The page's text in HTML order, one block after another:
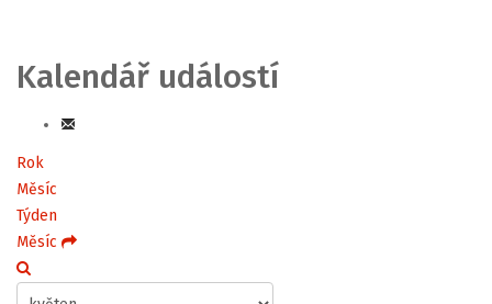
Kalendář událostí
Rok
Měsíc
Týden
Měsíc